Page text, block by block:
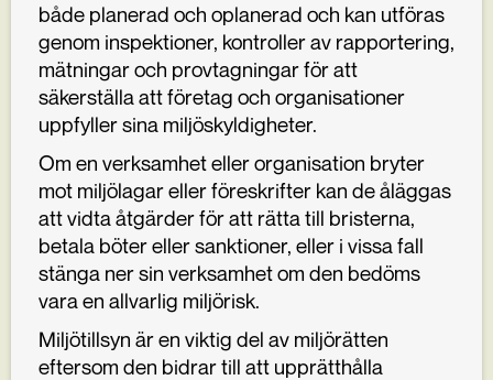
både planerad och oplanerad och kan utföras
genom inspektioner, kontroller av rapportering,
mätningar och provtagningar för att
säkerställa att företag och organisationer
uppfyller sina miljöskyldigheter.
Om en verksamhet eller organisation bryter
mot miljölagar eller föreskrifter kan de åläggas
att vidta åtgärder för att rätta till bristerna,
betala böter eller sanktioner, eller i vissa fall
stänga ner sin verksamhet om den bedöms
vara en allvarlig miljörisk.
Miljötillsyn är en viktig del av miljörätten
eftersom den bidrar till att upprätthålla